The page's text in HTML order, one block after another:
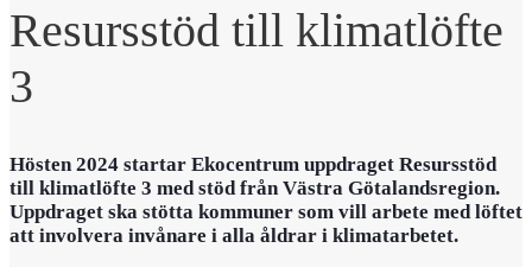
Resursstöd till klimatlöfte
3
Hösten 2024 startar Ekocentrum uppdraget Resursstöd
till klimatlöfte 3 med stöd från Västra Götalandsregion.
Uppdraget ska stötta kommuner som vill arbete med löftet
att involvera invånare i alla åldrar i klimatarbetet.